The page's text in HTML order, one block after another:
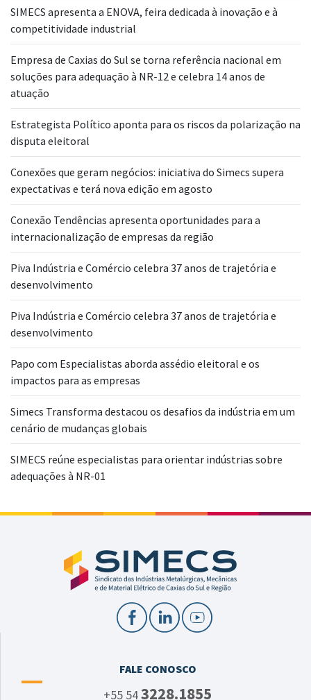
SIMECS apresenta a ENOVA, feira dedicada à inovação e à
competitividade industrial
Empresa de Caxias do Sul se torna referência nacional em
soluções para adequação à NR-12 e celebra 14 anos de
atuação
Estrategista Político aponta para os riscos da polarização na
disputa eleitoral
Conexões que geram negócios: iniciativa do Simecs supera
expectativas e terá nova edição em agosto
Conexão Tendências apresenta oportunidades para a
internacionalização de empresas da região
Piva Indústria e Comércio celebra 37 anos de trajetória e
desenvolvimento
Piva Indústria e Comércio celebra 37 anos de trajetória e
desenvolvimento
Papo com Especialistas aborda assédio eleitoral e os
impactos para as empresas
Simecs Transforma destacou os desafios da indústria em um
cenário de mudanças globais
SIMECS reúne especialistas para orientar indústrias sobre
adequações à NR-01
FALE CONOSCO
+55 543228.1855